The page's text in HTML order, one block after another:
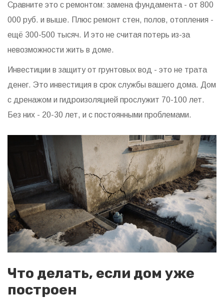
Сравните это с ремонтом: замена фундамента - от 800
000 руб. и выше. Плюс ремонт стен, полов, отопления -
ещё 300-500 тысяч. И это не считая потерь из-за
невозможности жить в доме.
Инвестиции в защиту от грунтовых вод - это не трата
денег. Это инвестиция в срок службы вашего дома. Дом
с дренажом и гидроизоляцией прослужит 70-100 лет.
Без них - 20-30 лет, и с постоянными проблемами.
Что делать, если дом уже
построен